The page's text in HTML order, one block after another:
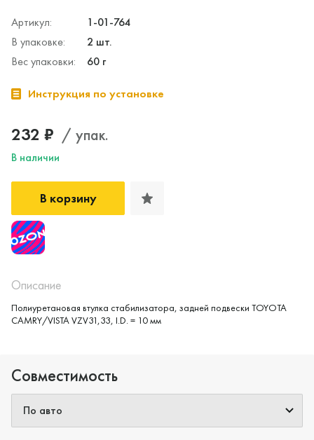
Артикул:
1-01-764
В упаковке:
2 шт.
Вес упаковки:
60 г
Инструкция по установке
232 ₽ / упак.
В наличии
В корзину
Описание
Полиуретановая втулка стабилизатора, задней подвески TOYOTA
CAMRY/VISTA VZV31,33, I.D. = 10 мм
Совместимость